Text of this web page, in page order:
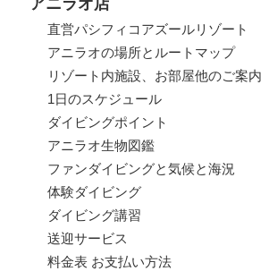
アニラオ店
直営パシフィコアズールリゾート
アニラオの場所とルートマップ
リゾート内施設、お部屋他のご案内
1日のスケジュール
ダイビングポイント
アニラオ生物図鑑
ファンダイビングと気候と海況
体験ダイビング
ダイビング講習
送迎サービス
料金表 お支払い方法